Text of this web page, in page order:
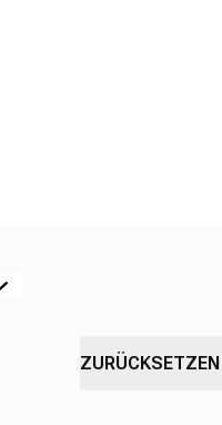
ZURÜCKSETZEN